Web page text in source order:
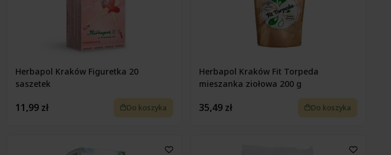
Herbapol Kraków Figuretka 20
saszetek
11,99 zł Do koszyka
Herbapol Kraków Fit Torpeda
mieszanka ziołowa 200 g
35,49 zł Do koszyka